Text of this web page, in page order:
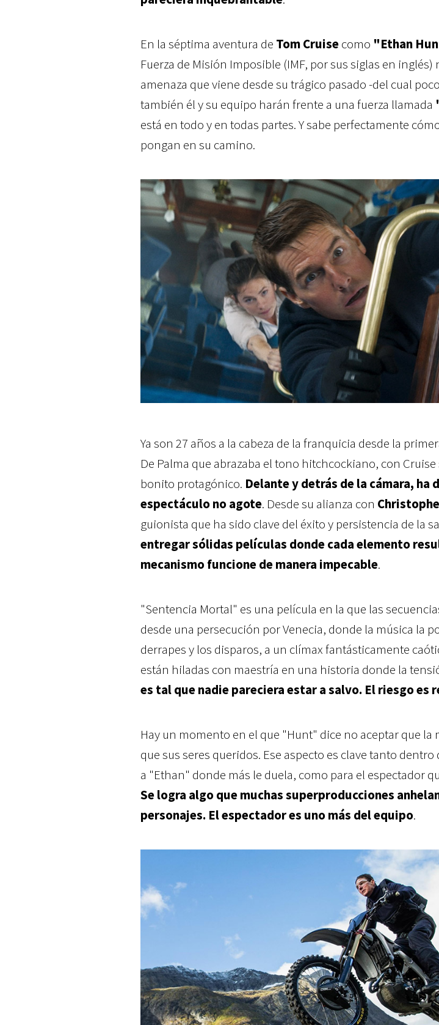
En la séptima aventura de Tom Cruisecomo "Ethan
Fuerza de Misión Imposible (IMF, por sus siglas en
amenaza que viene desde su trágico pasado -del cual
también él y su equipo harán frente a una fuerza llamada
está en todo y en todas partes. Y sabe perfectamente
pongan en su camino.
Ya son 27 años a la cabeza de la franquicia desde la
De Palma que abrazaba el tono hitchcockiano, con
bonito protagónico. Delante y detrás de la cámara, ha
espectáculo no agote. Desde su alianza con
guionista que ha sido clave del éxito y persistencia de la
entregar sólidas películas donde cada elemento
mecanismo funcione de manera impecable.
"Sentencia Mortal" es una película en la que las
desde una persecución por Venecia, donde la música la
derrapes y los disparos, a un clímax fantásticamente
están hiladas con maestría en una historia donde la
es tal que nadie pareciera estar a salvo. El riesgo es
Hay un momento en el que "Hunt" dice no aceptar que
que sus seres queridos. Ese aspecto es clave tanto
a "Ethan" donde más le duela, como para el espectador
Se logra algo que muchas superproducciones
personajes. El espectador es uno más del equipo.